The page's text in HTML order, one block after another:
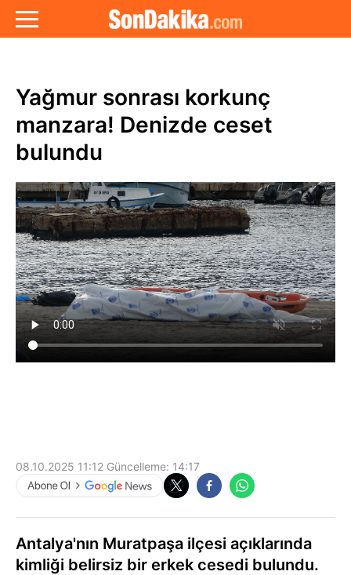
Yağmur sonrası korkunç
manzara! Denizde ceset
bulundu
08.10.2025 11:12 Güncelleme: 14:17
Antalya'nın Muratpaşa ilçesi açıklarında
kimliği belirsiz bir erkek cesedi bulundu.